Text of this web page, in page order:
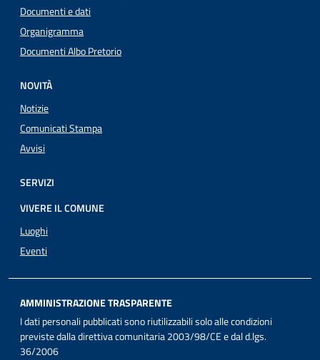
Documenti e dati
Organigramma
Documenti Albo Pretorio
NOVITÀ
Notizie
Comunicati Stampa
Avvisi
SERVIZI
VIVERE IL COMUNE
Luoghi
Eventi
AMMINISTRAZIONE TRASPARENTE
I dati personali pubblicati sono riutilizzabili solo alle condizioni
previste dalla direttiva comunitaria 2003/98/CE e dal d.lgs.
36/2006